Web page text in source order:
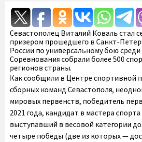
Севастополец Виталий Коваль стал
призером прошедшего в Санкт-
России по универсальному бою
Соревнования собрали более 500
регионов страны.
Как сообщили в Центре спортивной
сборных команд Севастополя,
мировых первенств, победитель
2021 года, кандидат в мастера
выступавший в весовой категории
четыре победы (две из которых —